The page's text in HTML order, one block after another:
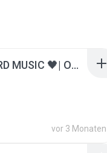
ไม่มีใครรู้ตัวเรา– UNHEARD MUSIC 🖤| Official Lyric Video | เพลงสู้ชีวิต
vor 3 Monaten